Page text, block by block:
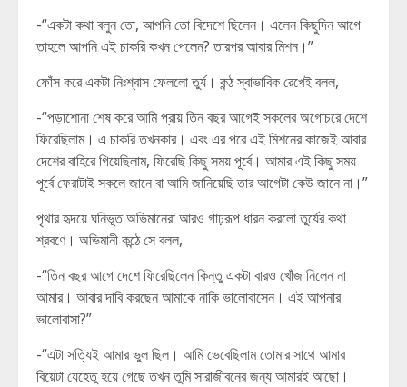
-“একটা কথা বলুন তো, আপনি তো বিদেশে ছিলেন। এলেন কিছুদিন আগে
তাহলে আপনি এই চাকরি কখন পেলেন? তারপর আবার মিশন।”
ফোঁস করে একটা নিঃশ্বাস ফেললো তুর্য। কন্ঠ স্বাভাবিক রেখেই বলল,
-“পড়াশোনা শেষ করে আমি প্রায় তিন বছর আগেই সকলের অগোচরে দেশে
ফিরেছিলাম। এ চাকরি তখনকার। এবং এর পরে এই মিশনের কাজেই আবার
দেশের বাহিরে গিয়েছিলাম, ফিরেছি কিছু সময় পূর্বে। আমার এই কিছু সময়
পূর্বে ফেরাটাই সকলে জানে বা আমি জানিয়েছি তার আগেটা কেউ জানে না।”
পৃথার হৃদয়ে ঘনিভূত অভিমানেরা আরও গাঢ়রূপ ধারন করলো তুর্যের কথা
শ্রবণে। অভিমানী কন্ঠে সে বলল,
-“তিন বছর আগে দেশে ফিরেছিলেন কিন্তু একটা বারও খোঁজ নিলেন না
আমার। আবার দাবি করছেন আমাকে নাকি ভালোবাসেন। এই আপনার
ভালোবাসা?”
-“এটা সত্যিই আমার ভুল ছিল। আমি ভেবেছিলাম তোমার সাথে আমার
বিয়েটা যেহেতু হয়ে গেছে তখন তুমি সারাজীবনের জন্য আমারই আছো।